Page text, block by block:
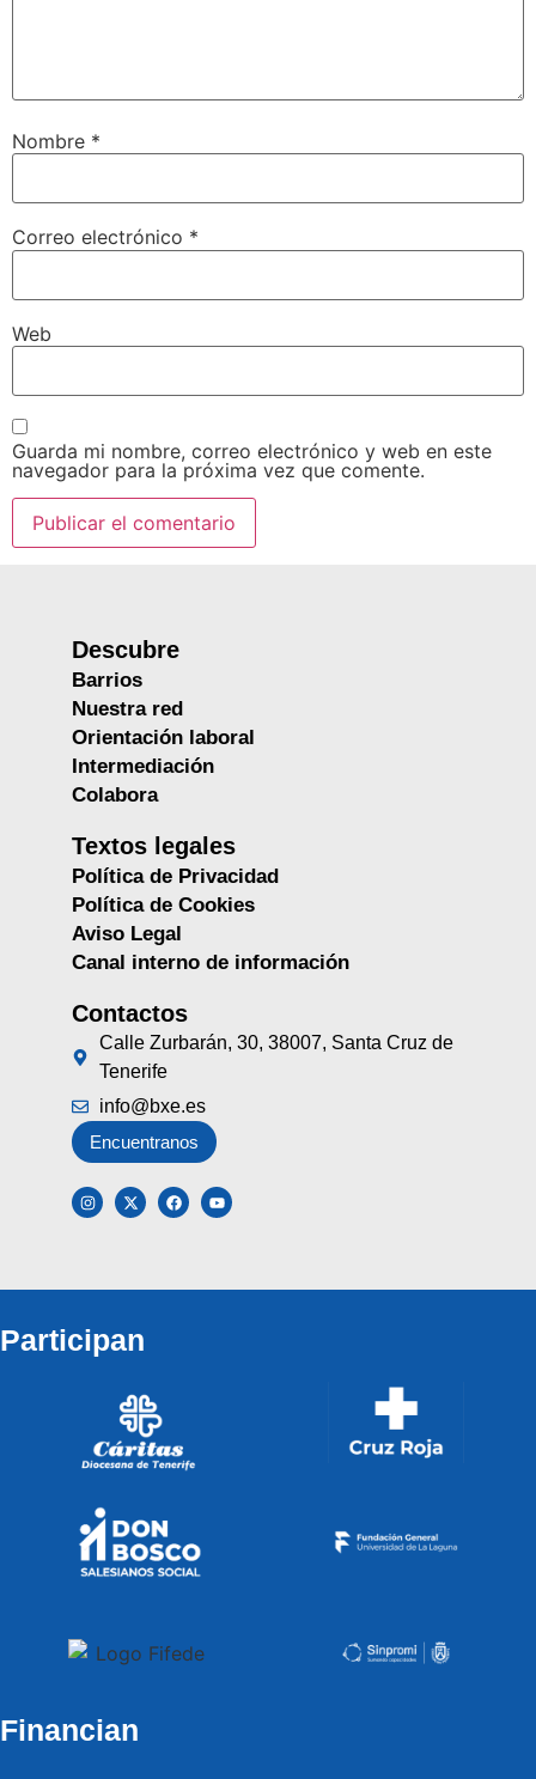
Nombre *
Correo electrónico *
Web
Guarda mi nombre, correo electrónico y web en este
navegador para la próxima vez que comente.
Descubre
Barrios
Nuestra red
Orientación laboral
Intermediación
Colabora
Textos legales
Política de Privacidad
Política de Cookies
Aviso Legal
Canal interno de información
Contactos
Calle Zurbarán, 30, 38007, Santa Cruz de
Tenerife
info@bxe.es
Encuentranos
Participan
Financian